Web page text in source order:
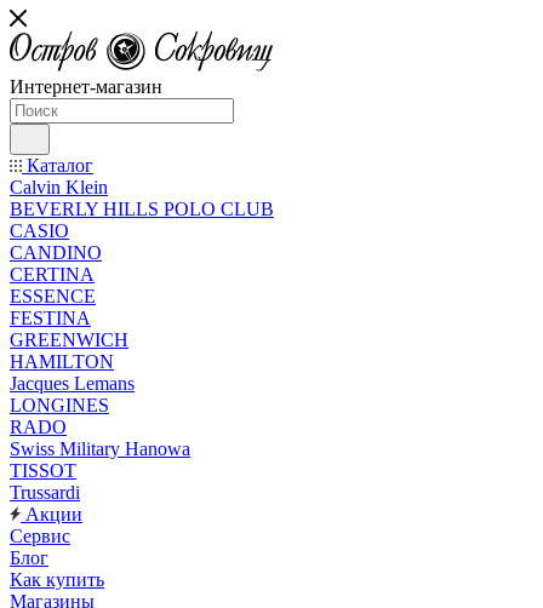
Интернет-магазин
Каталог
Calvin Klein
BEVERLY HILLS POLO CLUB
CASIO
CANDINO
CERTINA
ESSENCE
FESTINA
GREENWICH
HAMILTON
Jacques Lemans
LONGINES
RADO
Swiss Military Hanowa
TISSOT
Trussardi
Акции
Сервис
Блог
Как купить
Магазины